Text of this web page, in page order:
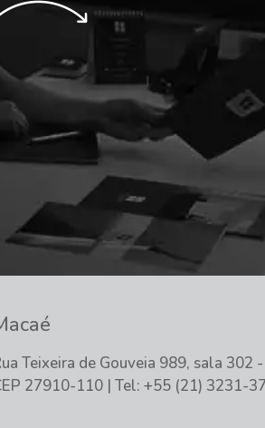
Teixeira de Gouveia 989, sala 302
27910-110 | Tel: +55 (21) 3231-